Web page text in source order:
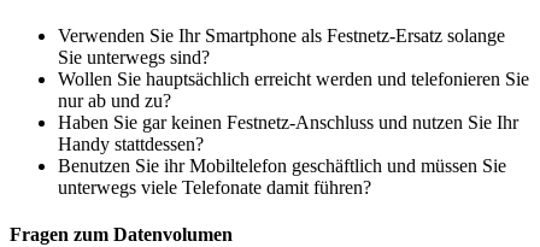
Verwenden Sie Ihr Smartphone als Festnetz-Ersatz solange
Sie unterwegs sind?
Wollen Sie hauptsächlich erreicht werden und telefonieren Sie
nur ab und zu?
Haben Sie gar keinen Festnetz-Anschluss und nutzen Sie Ihr
Handy stattdessen?
Benutzen Sie ihr Mobiltelefon geschäftlich und müssen Sie
unterwegs viele Telefonate damit führen?
Fragen zum Datenvolumen